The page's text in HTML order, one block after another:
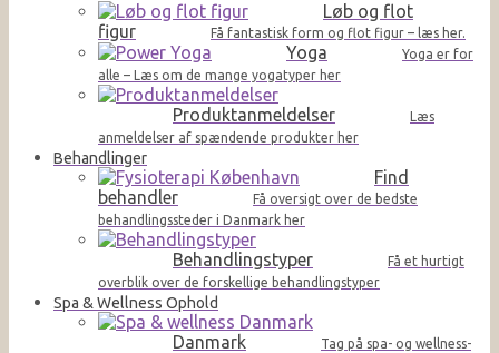
Løb og flot
figur
Få fantastisk form og flot figur – læs her.
Yoga
Yoga er for
alle – Læs om de mange yogatyper her
Produktanmeldelser
Læs
anmeldelser af spændende produkter her
Behandlinger
Find
behandler
Få oversigt over de bedste
behandlingssteder i Danmark her
Behandlingstyper
Få et hurtigt
overblik over de forskellige behandlingstyper
Spa & Wellness Ophold
Danmark
Tag på spa- og wellness-